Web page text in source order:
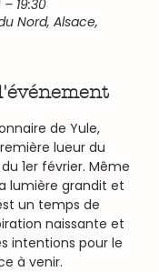
– 19:30
Nord, Alsace,
de Yule,
lueur du
1er février. Même
lumière grandit et
un temps de
naissante et
intentions pour le
à venir.